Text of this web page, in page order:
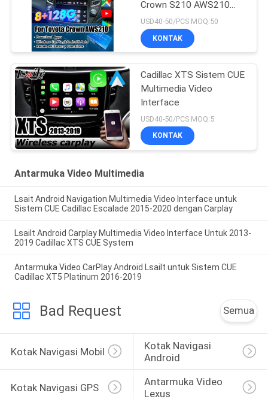
Crown S210 AWS210
GRS210 GWS214
GWS215 Majesta Athlete
Royal Saloon OEM
Wireless CarPlay
USD40-50/PCS MOQ:50
KONTAK
Cadillac XTS Sistem CUE
Multimedia Video
Interface
USD40-50/PCS MOQ:5
KONTAK
Antarmuka Video Multimedia
Lsait Android Navigation Multimedia Video Interface untuk
Sistem CUE Cadillac Escalade 2015-2020 dengan Carplay
Lsailt Android Carplay Multimedia Video Interface Untuk 2013-
2019 Cadillac XTS CUE System
Antarmuka Video CarPlay Android Lsailt untuk Sistem CUE
Cadillac XT5 Platinum 2016-2019
Bad Request Semua
Kotak Navigasi Mobil
Kotak Navigasi
Android
Kotak Navigasi GPS
Antarmuka Video
Lexus